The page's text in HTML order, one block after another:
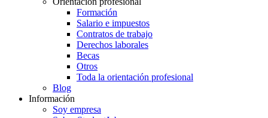
Formación
Salario e impuestos
Contratos de trabajo
Derechos laborales
Becas
Otros
Toda la orientación profesional
Blog
Información
Soy empresa